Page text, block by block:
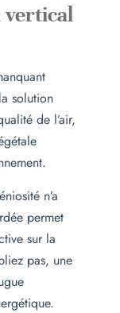
vertical
solution
de l’air,
n’a
permet
sur la
pas, une